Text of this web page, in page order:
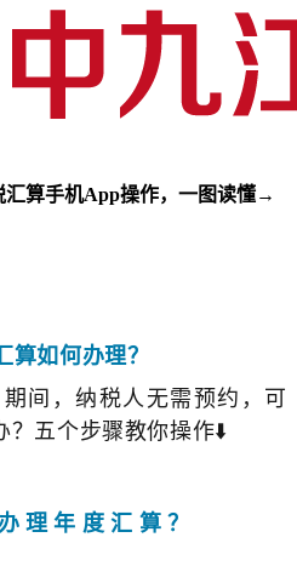
汇算手机App操作，一图读懂→
算如何办理？
间，纳税人无需预约，可
？五个步骤教你操作⬇️
理年度汇算？